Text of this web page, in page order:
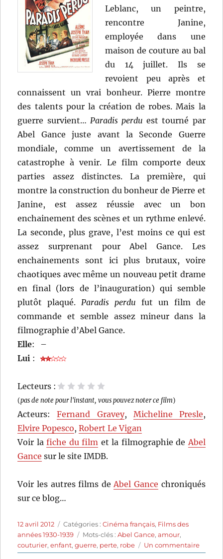
Robert
Leblanc, un peintre,
rencontre Janine,
employée dans une
maison de couture au bal
du 14 juillet. Ils se
revoient peu après et
connaissent un vrai bonheur. Pierre montre
des talents pour la création de robes. Mais la
guerre survient… Paradis perdu est tourné par
Abel Gance juste avant la Seconde Guerre
mondiale, comme un avertissement de la
catastrophe à venir. Le film comporte deux
parties assez distinctes. La première, qui
montre la construction du bonheur de Pierre et
Janine, est assez réussie avec un bon
enchainement des scènes et un rythme enlevé.
La seconde, plus grave, l’est moins ce qui est
assez surprenant pour Abel Gance. Les
enchainements sont ici plus brutaux, voire
chaotiques avec même un nouveau petit drame
en final (lors de l’inauguration) qui semble
plutôt plaqué. Paradis perdu fut un film de
commande et semble assez mineur dans la
filmographie d’Abel Gance.
Elle:
–
Lui :
Lecteurs :
5 étoiles
4 étoiles
3 étoiles
2 étoiles
1 étoile
(pas de note pour l'instant, vous pouvez noter ce film)
Acteurs:Fernand Gravey, Micheline Presle,
Elvire Popesco,Robert Le Vigan
Voir lafiche du film et la filmographie de Abel
Gance sur le site IMDB.
Voir les autres films de Abel Gance chroniqués
sur ce blog…
Publié
le
12 avril 2012 Catégories
Catégories :Cinéma français, Films des
années 1930-1939
Étiquettes
Mots-clés :Abel Gance,amour,
couturier,enfant,guerre, perte, robe Un commentairesur
Paradis